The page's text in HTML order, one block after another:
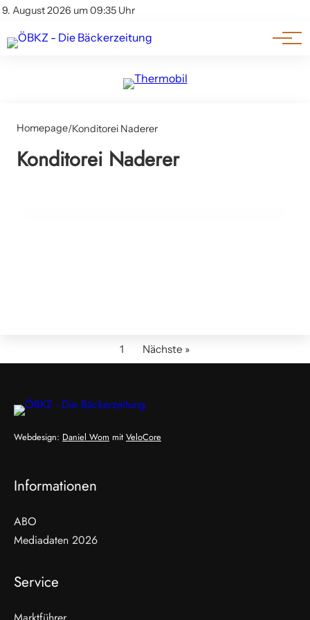
9. August 2026 um 09:35 Uhr
Impressum & Offenlegung
Am Wort
Genuss & Trends
Homepage/Konditorei Naderer
Konditorei Naderer
Meisterfeier in Baden: Fünf Damen
1 Nächste »
Webdesign: Daniel Wom mit VeloCore
Informationen
ABO
Mediadaten 2026
Service